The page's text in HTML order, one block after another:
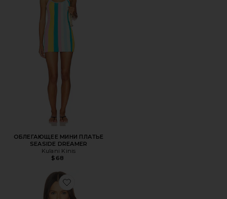
ОБЛЕГАЮЩЕЕ МИНИ ПЛАТЬЕ
SEASIDE DREAMER
Kulani Kinis
$68
Favorite ТОП SIRENA